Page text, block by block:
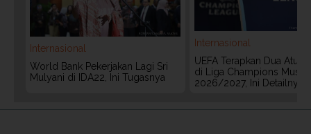
Internasional
World Bank Pekerjakan Lagi Sri
Mulyani di IDA22, Ini Tugasnya
Internasional
UEFA Terapkan Dua
di Liga Champions Musim
2026/2027, Ini Detailnya